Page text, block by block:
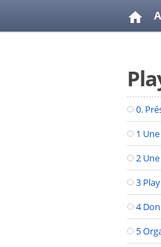
0.
1
2
3
4
5